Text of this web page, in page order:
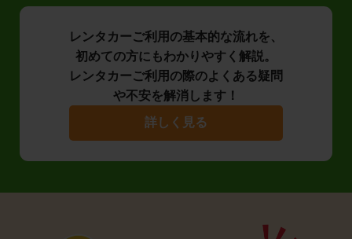
レンタカーご利用の基本的な流れを、
初めての方にもわかりやすく解説。
レンタカーご利用の際のよくある疑問
や不安を解消します！
詳しく見る